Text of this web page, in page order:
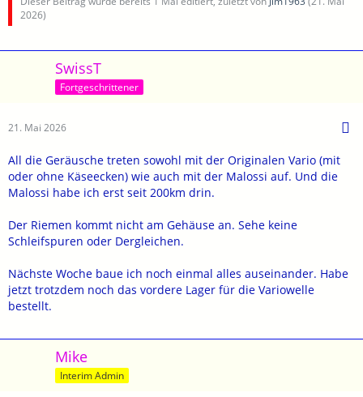
2026)
SwissT
Fortgeschrittener
21. Mai 2026
All die Geräusche treten sowohl mit der Originalen Vario (mit
oder ohne Käseecken) wie auch mit der Malossi auf. Und die
Malossi habe ich erst seit 200km drin.
Der Riemen kommt nicht am Gehäuse an. Sehe keine
Schleifspuren oder Dergleichen.
Nächste Woche baue ich noch einmal alles auseinander. Habe
jetzt trotzdem noch das vordere Lager für die Variowelle
bestellt.
Mike
Interim Admin